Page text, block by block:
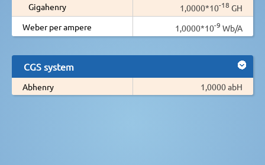
Gigahenry
1,0000*10-18 GH
Weber per ampere
1,0000*10-9 Wb/A
CGS system
Abhenry 1,0000 abH